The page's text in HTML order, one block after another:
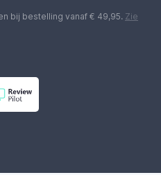
bij bestelling vanaf € 49,95. Zie